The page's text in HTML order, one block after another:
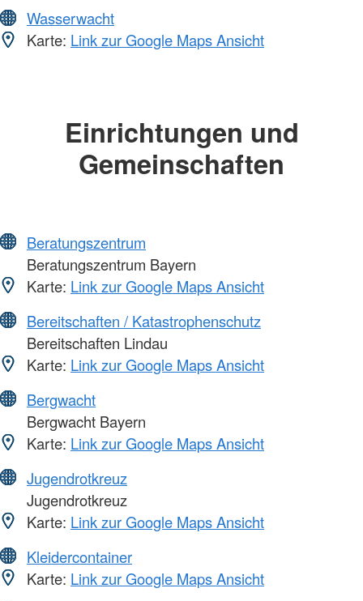
Wasserwacht
Karte: Link zur Google Maps Ansicht
Einrichtungen und
Gemeinschaften
Beratungszentrum
Beratungszentrum Bayern
Karte: Link zur Google Maps Ansicht
Bereitschaften / Katastrophenschutz
Bereitschaften Lindau
Karte: Link zur Google Maps Ansicht
Bergwacht
Bergwacht Bayern
Karte: Link zur Google Maps Ansicht
Jugendrotkreuz
Jugendrotkreuz
Karte: Link zur Google Maps Ansicht
Kleidercontainer
Karte: Link zur Google Maps Ansicht